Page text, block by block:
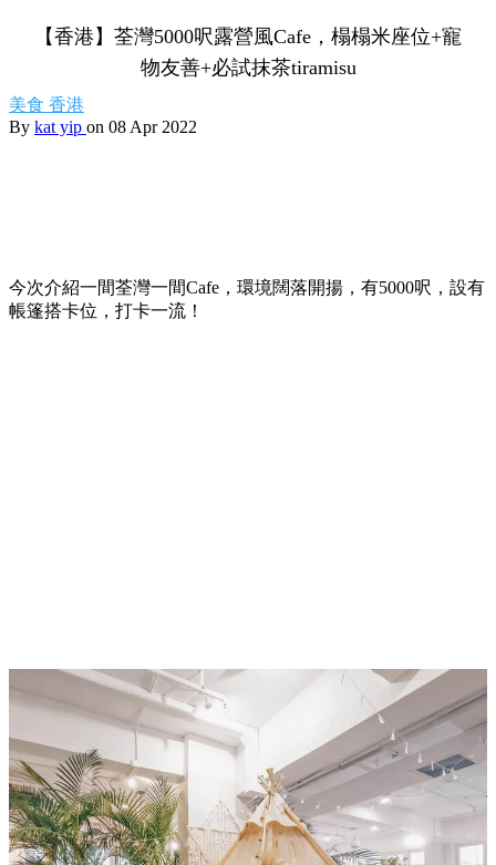
【香港】荃灣5000呎露營風Cafe，榻榻米座位+寵
物友善+必試抹茶tiramisu
美食 香港
By kat yip on 08 Apr 2022
今次介紹一間荃灣一間Cafe，環境闊落開揚，有5000呎，設有
帳篷搭卡位，打卡一流！